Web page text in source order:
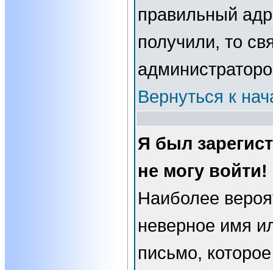
правильный
получили, то
Вернуться к
Я был
не могу войти!
Наиболее
неверное имя
письмо,